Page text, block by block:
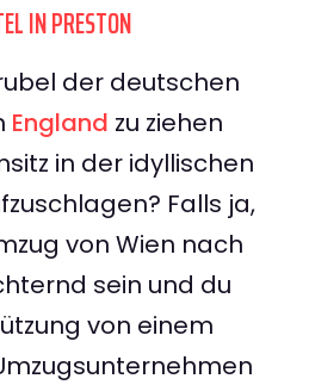
IN PRESTON
der deutschen
England zu ziehen
in der idyllischen
Falls ja,
von Wien nach
sein und du
von einem